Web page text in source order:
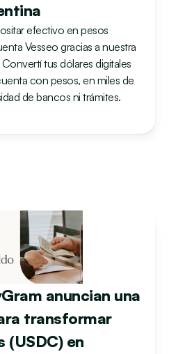
efectivo en pesos
Vesseo gracias a nuestra
tus dólares digitales
con pesos, en miles de
de bancos ni trámites.
anuncian una
transformar
(USDC) en